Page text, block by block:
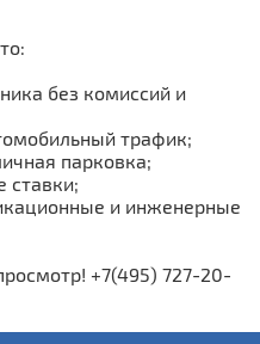
без комиссий и
трафик;
парковка;
ставки;
и инженерные
+7(495) 727-20-